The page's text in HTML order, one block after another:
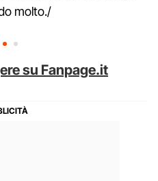
molto./
su Fanpage.it